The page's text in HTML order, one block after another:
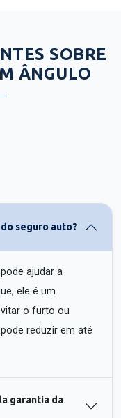
SOBRE
ÂNGULO
seguro auto?
ajudar a
ele é um
o furto ou
reduzir em até
garantia da